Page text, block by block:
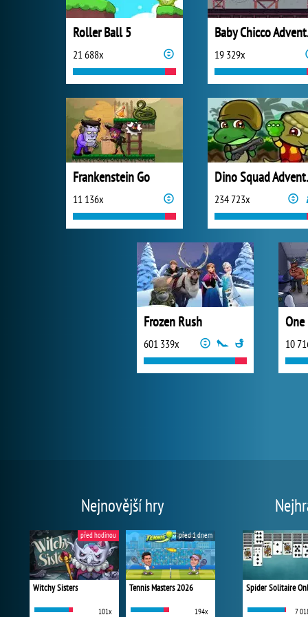
Roller Ball 5
21 688x 19 329x
Frankenstein Go
11 136x 234 723x
Frozen Rush
601 339x
One
10
Nejnovější hry
Witchy Sisters
101x
před hodinou
Tennis Masters 2026
194x
před 1 dnem
Spider Solitaire
7